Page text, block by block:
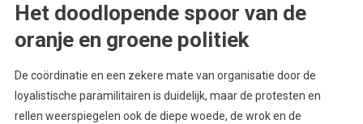
Het doodlopende spoor van de
oranje en groene politiek
De coördinatie en een zekere mate van organisatie door de
loyalistische paramilitairen is duidelijk, maar de protesten en
rellen weerspiegelen ook de diepe woede, de wrok en de